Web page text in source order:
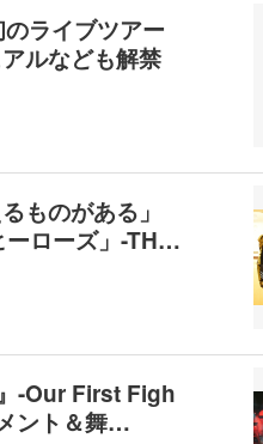
ライブツアー
ルなども解禁
ものがある」
ーローズ」-TH…
-Our First Figh
ント＆舞…